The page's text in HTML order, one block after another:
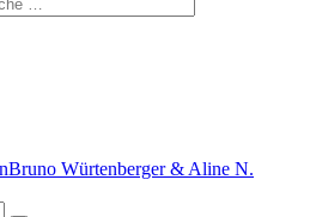
Bruno Würtenberger & Aline N.